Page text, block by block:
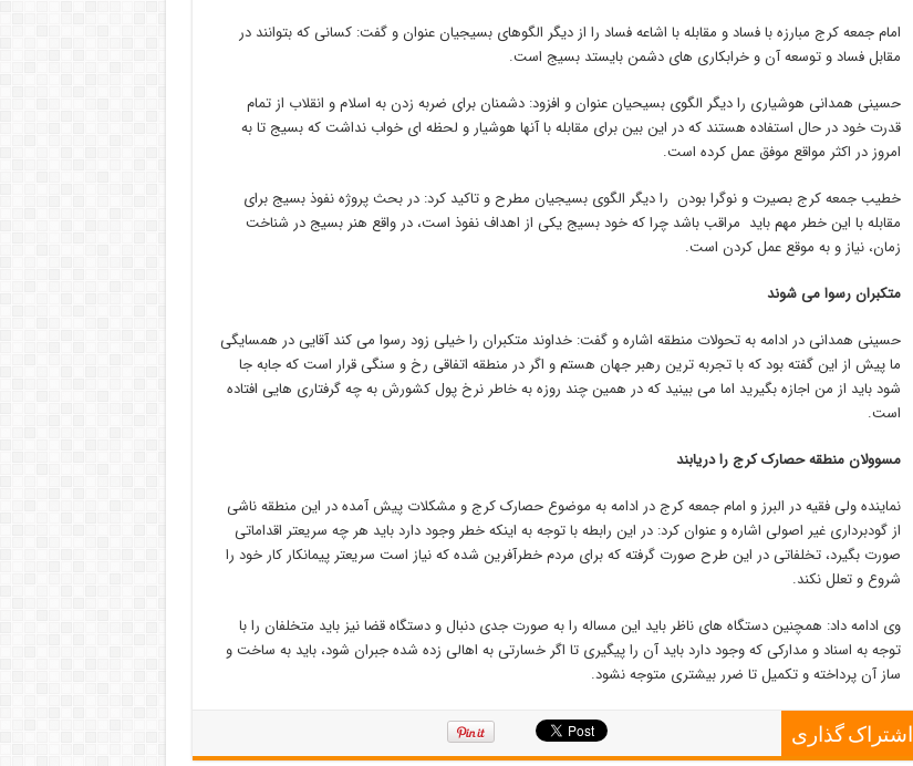
امام جمعه کرج مبارزه با فساد و مقابله با اشاعه فساد را از دیگر الگوهای بسیجیان عنوان و گفت: کسانی که بتوانند در
مقابل فساد و توسعه آن و خرابکاری های دشمن بایستد بسیج است.
حسینی همدانی هوشیاری را دیگر الگوی بسیحیان عنوان و افزود: دشمنان برای ضربه زدن به اسلام و انقلاب از تمام
قدرت خود در حال استفاده هستند که در این بین برای مقابله با آنها هوشیار و لحظه ای خواب نداشت که بسیج تا به
امروز در اکثر مواقع موفق عمل کرده است.
خطیب جمعه کرج بصیرت و نوگرا بودن را دیگر الگوی بسیجیان مطرح و تاکید کرد: در بحث پروژه نفوذ بسیج برای
مقابله با این خطر مهم باید مراقب باشد چرا که خود بسیج یکی از اهداف نفوذ است، در واقع هنر بسیج در شناخت
زمان، نیاز و به موقع عمل کردن است.
متکبران رسوا می شوند
حسینی همدانی در ادامه به تحولات منطقه اشاره و گفت: خداوند متکبران را خیلی زود رسوا می کند آقایی در همسایگی
ما پیش از این گفته بود که با تجربه ترین رهبر جهان هستم و اگر در منطقه اتفاقی رخ و سنگی قرار است که جابه جا
شود باید از من اجازه بگیرید اما می بینید که در همین چند روزه به خاطر نرخ پول کشورش به چه گرفتاری هایی افتاده
است.
مسوولان منطقه حصارک کرج را دریابند
نماینده ولی فقیه در البرز و امام جمعه کرج در ادامه به موضوع حصارک کرج و مشکلات پیش آمده در این منطقه ناشی
از گودبرداری غیر اصولی اشاره و عنوان کرد: در این رابطه با توجه به اینکه خطر وجود دارد باید هر چه سریعتر اقداماتی
صورت بگیرد، تخلفاتی در این طرح صورت گرفته که برای مردم خطرآفرین شده که نیاز است سریعتر پیمانکار کار خود را
شروع و تعلل نکند.
وی ادامه داد: همچنین دستگاه های ناظر باید این مساله را به صورت جدی دنبال و دستگاه قضا نیز باید متخلفان را با
توجه به اسناد و مدارکی که وجود دارد باید آن را پیگیری تا اگر خسارتی به اهالی زده شده جبران شود، باید به ساخت و
ساز آن پرداخته و تکمیل تا ضرر بیشتری متوجه نشود.
اشتراک گذاری